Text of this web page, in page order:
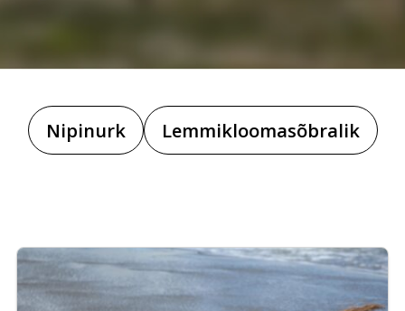
Nipinurk Lemmikloomasõbralik